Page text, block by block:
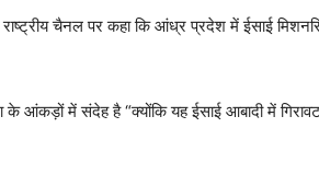
चैनल पर कहा कि आंध्र प्रदेश में ईसाई
आंकड़ों में संदेह है “क्योंकि यह ईसाई आबादी में